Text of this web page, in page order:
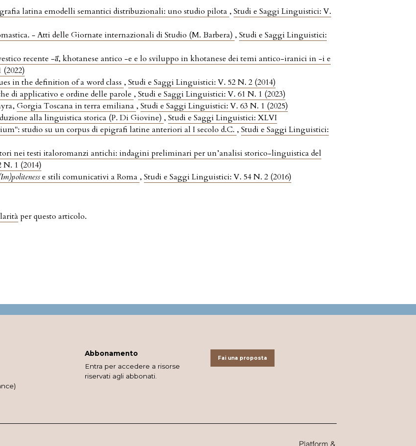
latina emodelli semantici distribuzionali: uno studio pilota ,Studi e Saggi Linguistici: V.
- Atti delle Giornate internazionali di Studio (M. Barbera) ,Studi e Saggi Linguistici:
recente -ā̊, khotanese antico -e e lo sviluppo in khotanese dei temi antico-iranici in -i e
in the definition of a word class ,Studi e Saggi Linguistici: V. 52 N. 2 (2014)
di applicativo e ordine delle parole ,Studi e Saggi Linguistici: V. 61 N. 1 (2023)
Gorgia Toscana in terra emiliana ,Studi e Saggi Linguistici: V. 63 N. 1 (2025)
alla linguistica storica (P. Di Giovine) ,Studi e Saggi Linguistici: XLVI
studio su un corpus di epigrafi latine anteriori al I secolo d.C. ,Studi e Saggi Linguistici:
nei testi italoromanzi antichi: indagini preliminari per un’analisi storico-linguistica del
1 (2014)
e stili comunicativi a Roma ,Studi e Saggi Linguistici: V. 54 N. 2 (2016)
per questo articolo.
Abbonamento
Entra per accedere a risorse
riservati agli abbonati.
Fai una proposta